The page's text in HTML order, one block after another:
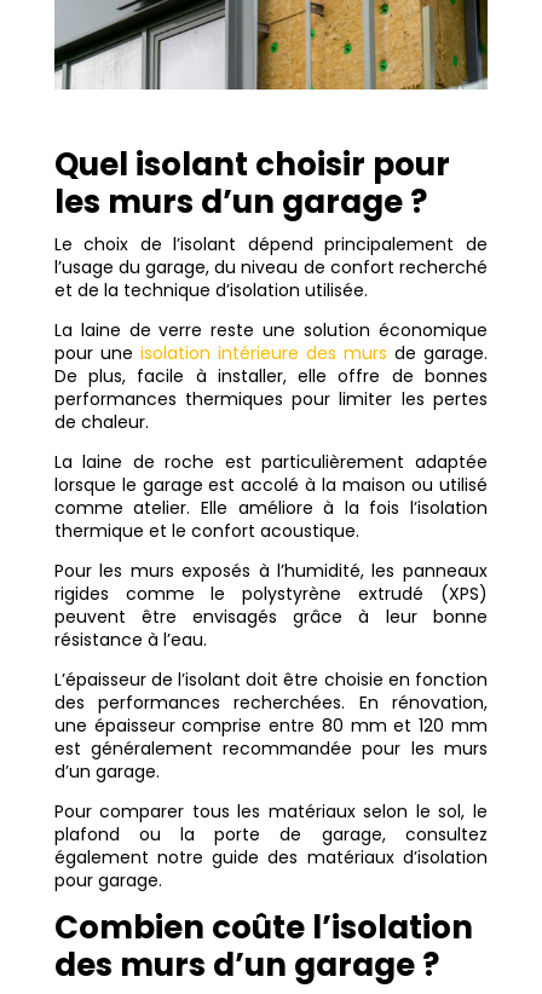
Quel isolant choisir pour
les murs d’un garage ?
Le choix de l’isolant dépend principalement de
l’usage du garage, du niveau de confort recherché
et de la technique d’isolation utilisée.
La laine de verre reste une solution économique
pour une isolation intérieure des murs de garage.
De plus, facile à installer, elle offre de bonnes
performances thermiques pour limiter les pertes
de chaleur.
La laine de roche est particulièrement adaptée
lorsque le garage est accolé à la maison ou utilisé
comme atelier. Elle améliore à la fois l’isolation
thermique et le confort acoustique.
Pour les murs exposés à l’humidité, les panneaux
rigides comme le polystyrène extrudé (XPS)
peuvent être envisagés grâce à leur bonne
résistance à l’eau.
L’épaisseur de l’isolant doit être choisie en fonction
des performances recherchées. En rénovation,
une épaisseur comprise entre 80 mm et 120 mm
est généralement recommandée pour les murs
d’un garage.
Pour comparer tous les matériaux selon le sol, le
plafond ou la porte de garage, consultez
également notre guide des matériaux d’isolation
pour garage.
Combien coûte l’isolation
des murs d’un garage ?